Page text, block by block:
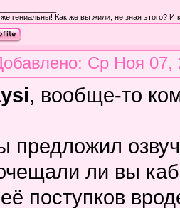
гениальны! Как же вы жили, не зная этого? И
Ср Ноя 07,
, вообще-то
предложил
ли вы
поступков